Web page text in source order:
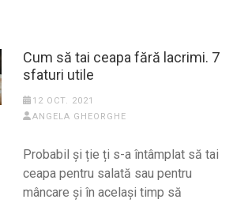
Cum să tai ceapa fără lacrimi. 7
sfaturi utile
12 OCT. 2021
ANGELA GHEORGHE
Probabil și ție ți s-a întâmplat să tai
ceapa pentru salată sau pentru
mâncare și în același timp să